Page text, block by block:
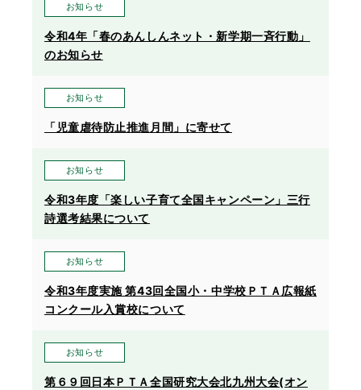
お知らせ
令和4年「春のあんしんネット・新学期一斉行動」
のお知らせ
お知らせ
「児童虐待防止推進月間」に寄せて
お知らせ
令和3年度「楽しい子育て全国キャンペーン」三行
詩選考結果について
お知らせ
令和3年度実施 第43回全国小・中学校ＰＴＡ広報紙
コンクール入賞校について
お知らせ
第６９回日本ＰＴＡ全国研究大会北九州大会(オン